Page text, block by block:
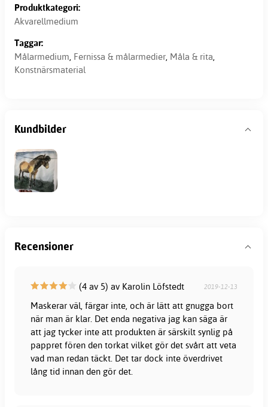
Produktkategori:
Akvarellmedium
Taggar:
Målarmedium, Fernissa & målarmedier, Måla & rita,
Konstnärsmaterial
Kundbilder
Recensioner
(4 av 5) av Karolin Löfstedt 2019-12-13
Maskerar väl, färgar inte, och är lätt att gnugga bort
när man är klar. Det enda negativa jag kan säga är
att jag tycker inte att produkten är särskilt synlig på
pappret fören den torkat vilket gör det svårt att veta
vad man redan täckt. Det tar dock inte överdrivet
lång tid innan den gör det.